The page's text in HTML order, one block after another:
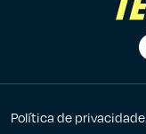
Política de privacidade